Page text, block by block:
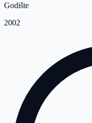
Godište
2002